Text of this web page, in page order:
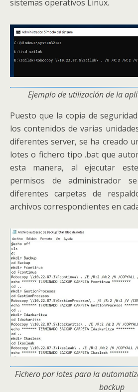
sistemas operativos Linux.
Ejemplo de utilización de la
Puesto que la copia de
los contenidos de varias
diferentes server, se ha creado
lotes o fichero tipo .bat que
esta manera, al ejecutar
permisos de administrador
diferentes carpetas de
archivos correspondientes en
Fichero por lotes para la
backup